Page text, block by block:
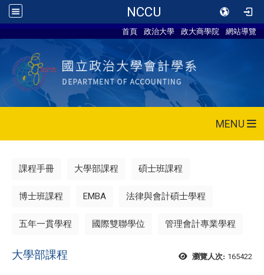
NCCU
首頁 政治大學 政大商學院 網站導覽
MENU
課程手冊 大學部課程 碩士班課程
博士班課程 EMBA 法律與會計碩士學程
五年一貫學程 國際雙聯學位 管理會計專業學程
瀏覽人次: 165422
大學部課程